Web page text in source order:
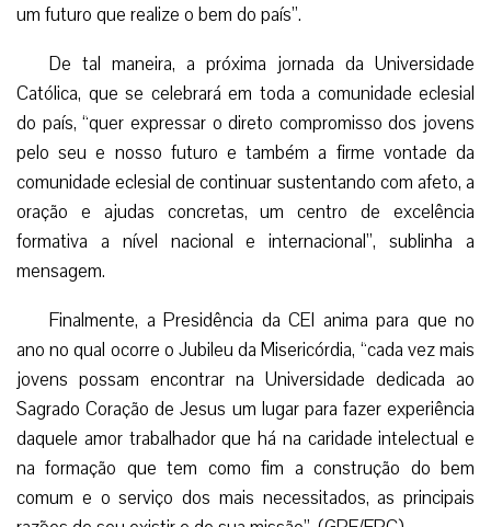
um futuro que realize o bem do país”.
De tal maneira, a próxima jornada da Universidade
Católica, que se celebrará em toda a comunidade eclesial
do país, “quer expressar o direto compromisso dos jovens
pelo seu e nosso futuro e também a firme vontade da
comunidade eclesial de continuar sustentando com afeto, a
oração e ajudas concretas, um centro de excelência
formativa a nível nacional e internacional”, sublinha a
mensagem.
Finalmente, a Presidência da CEI anima para que no
ano no qual ocorre o Jubileu da Misericórdia, “cada vez mais
jovens possam encontrar na Universidade dedicada ao
Sagrado Coração de Jesus um lugar para fazer experiência
daquele amor trabalhador que há na caridade intelectual e
na formação que tem como fim a construção do bem
comum e o serviço dos mais necessitados, as principais